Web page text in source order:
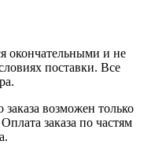
окончательными и не
поставки. Все
возможен только
заказа по частям